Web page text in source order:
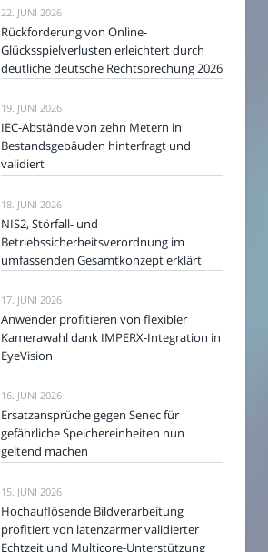
22. JUNI 2026
Rückforderung von Online-
Glücksspielverlusten erleichtert durch
deutliche deutsche Rechtsprechung 2026
19. JUNI 2026
IEC-Abstände von zehn Metern in
Bestandsgebäuden hinterfragt und
validiert
18. JUNI 2026
NIS2, Störfall- und
Betriebssicherheitsverordnung im
umfassenden Gesamtkonzept erklärt
17. JUNI 2026
Anwender profitieren von flexibler
Kamerawahl dank IMPERX-Integration in
EyeVision
16. JUNI 2026
Ersatzansprüche gegen Senec für
gefährliche Speichereinheiten nun
geltend machen
15. JUNI 2026
Hochauflösende Bildverarbeitung
profitiert von latenzarmer validierter
Echtzeit und Multicore-Unterstützung